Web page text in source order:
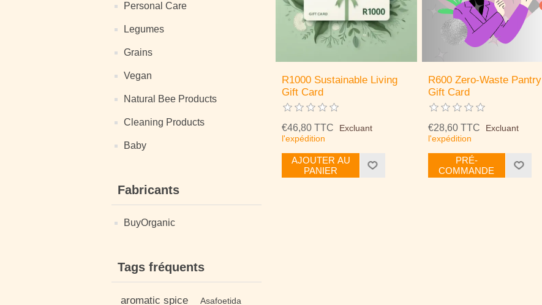
Personal Care
Legumes
Grains
Vegan
Natural Bee Products
Cleaning Products
Baby
Fabricants
BuyOrganic
Tags fréquents
aromatic spice
Asafoetida
R1000 Sustainable Living
Gift Card
€46,80 TTC
Excluant
l'expédition
AJOUTER AU
PANIER
R600 Zero-Waste Pantry
Gift Card
€28,60 TTC
Excluant
l'expédition
PRÉ-
COMMANDE